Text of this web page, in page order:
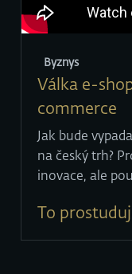
Byznys
Válka e-
commerce
Jak bude
na český trh?
inovace, ale
To